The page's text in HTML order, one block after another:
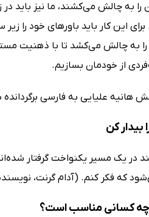
را به چالش می‌کشند، ما نیز باید
این کار باید باورهای خود را
به چالش می‌کشد تا با ذهنیت
از خودمان بسازیم.
هانیه علیایی به فارسی
کن
در یک مسیر یکنواخت گرفتار
که فکر کنم. (آدام گرنت،
چه کسانی مناسب است؟